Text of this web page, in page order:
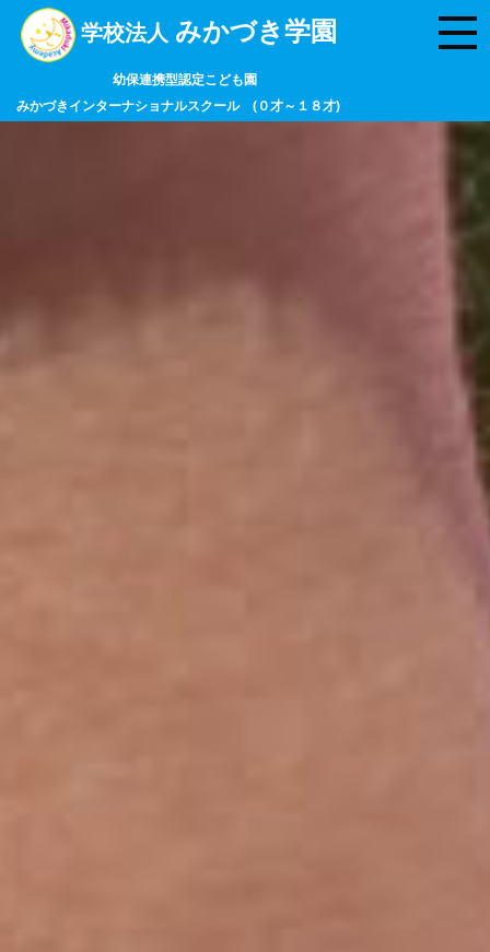
学校法人 みかづき学園
幼保連携型認定こども園
みかづきインターナショナルスクール (０才～１８才)